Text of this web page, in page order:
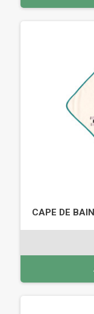
CAPE DE